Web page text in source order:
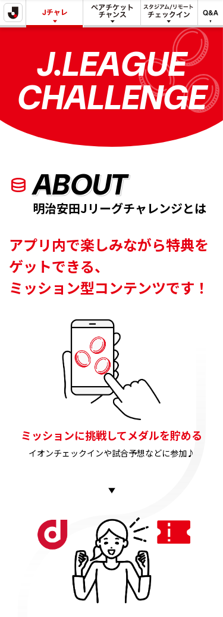
で
できる
こと
Jリーグチャレ
ンジ
明治安田
ペアチケット
チャンス
スタジアム/リ
モート
チェックイン
Q&A
J.LEAGUE
CHALLENGE
ABOUT
明治安田Jリーグチャレンジとは
アプリ内で楽しみながら特典を
ゲットできる、
ミッション型コンテンツです！
ミッションに挑戦してメダルを貯める
イオンチェックインや試合予想などに参加♪